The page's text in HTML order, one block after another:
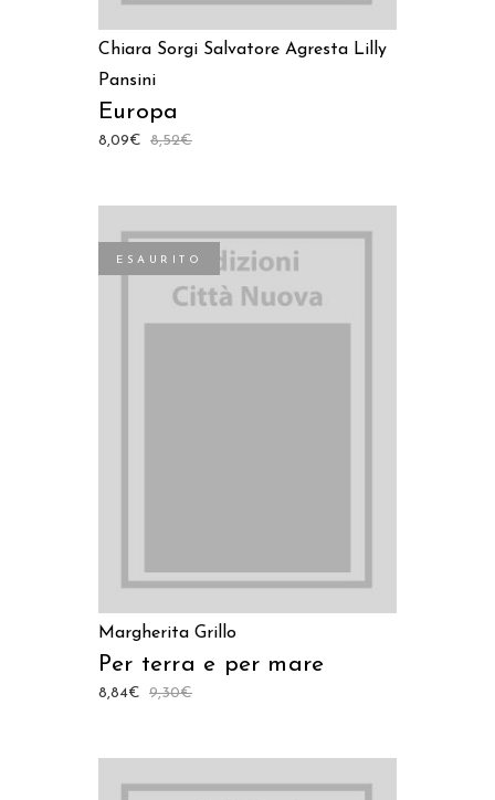
Chiara Sorgi Salvatore Agresta Lilly
Pansini
Europa
8,52€
8,09€
ESAURITO
Margherita Grillo
Per terra e per mare
9,30€
8,84€